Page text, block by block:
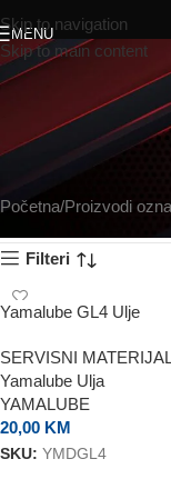
Skip to navigation
Skip to main content
MENU
Početna Proizvodi
Filteri
Yamalube GL4 Ulje
SERVISNI
Yamalube Ulja
YAMALUBE
20,00 KM
SKU: YMDGL4